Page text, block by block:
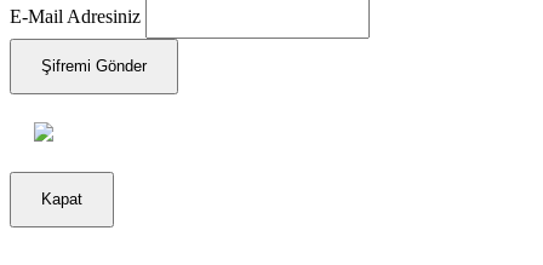
E-Mail Adresiniz
Şifremi Gönder
Kapat